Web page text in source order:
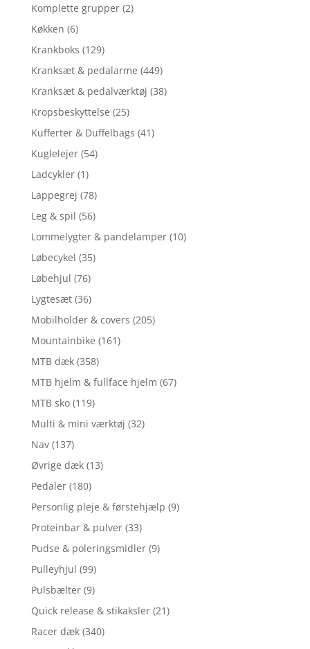
Komplette grupper (2)
Køkken (6)
Krankboks (129)
Kranksæt & pedalarme (449)
Kranksæt & pedalværktøj (38)
Kropsbeskyttelse (25)
Kufferter & Duffelbags (41)
Kuglelejer (54)
Ladcykler (1)
Lappegrej (78)
Leg & spil (56)
Lommelygter & pandelamper (10)
Løbecykel (35)
Løbehjul (76)
Lygtesæt (36)
Mobilholder & covers (205)
Mountainbike (161)
MTB dæk (358)
MTB hjelm & fullface hjelm (67)
MTB sko (119)
Multi & mini værktøj (32)
Nav (137)
Øvrige dæk (13)
Pedaler (180)
Personlig pleje & førstehjælp (9)
Proteinbar & pulver (33)
Pudse & poleringsmidler (9)
Pulleyhjul (99)
Pulsbælter (9)
Quick release & stikaksler (21)
Racer dæk (340)